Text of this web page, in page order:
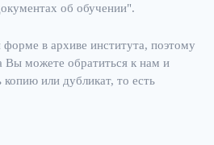
об обучении".
форме в архиве института, поэтому
Вы можете обратиться к нам и
или дубликат, то есть